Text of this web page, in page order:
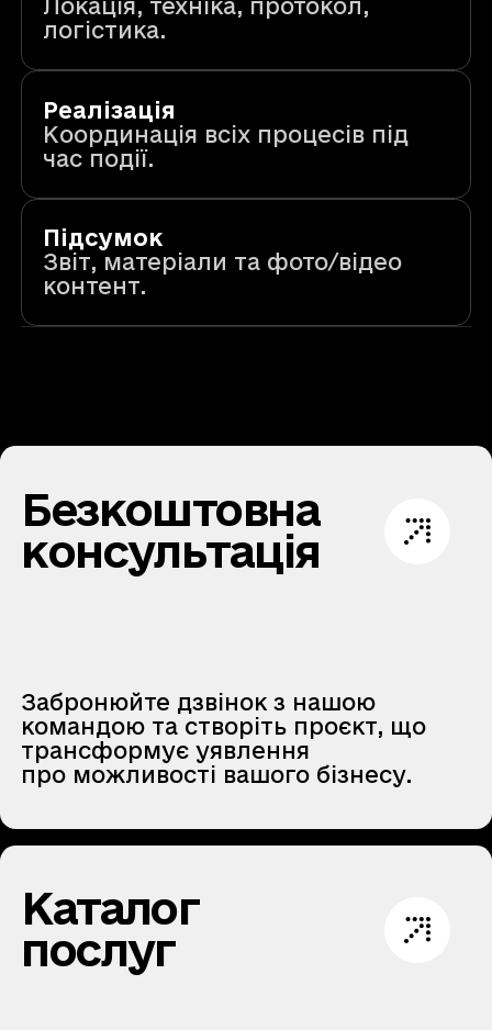
Локація, техніка, протокол,
логістика.
Реалізація
Координація всіх процесів під
час події.
Підсумок
Звіт, матеріали та фото/відео
контент.
Безкоштовна
консультація
Забронюйте дзвінок з нашою
командою та створіть проєкт, що
трансформує уявлення
про можливості вашого бізнесу.
Каталог
послуг